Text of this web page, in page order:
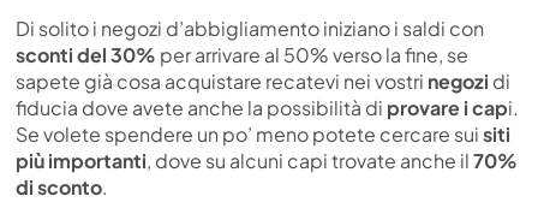
Di solito i negozi d’abbigliamento iniziano i saldi con
sconti del 30% per arrivare al 50% verso la fine, se
sapete già cosa acquistare recatevi nei vostri negozi di
fiducia dove avete anche la possibilità di provare i capi.
Se volete spendere un po’ meno potete cercare suisiti
più importanti, dove su alcuni capi trovate anche il70%
di sconto.